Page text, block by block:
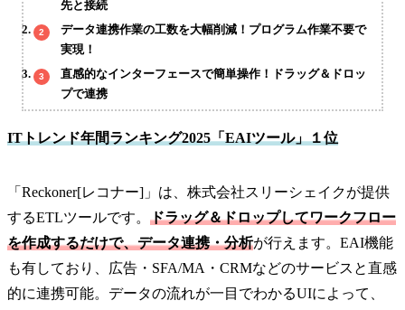
先と接続
データ連携作業の工数を大幅削減！プログラム作業不要で
実現！
直感的なインターフェースで簡単操作！ドラッグ＆ドロッ
プで連携
ITトレンド年間ランキング2025「EAIツール」１位
「Reckoner[レコナー]」は、株式会社スリーシェイクが提供
するETLツールです。 ドラッグ＆ドロップしてワークフロー
を作成するだけで、データ連携・分析が行えます。EAI機能
も有しており、広告・SFA/MA・CRMなどのサービスと直感
的に連携可能。データの流れが一目でわかるUIによって、